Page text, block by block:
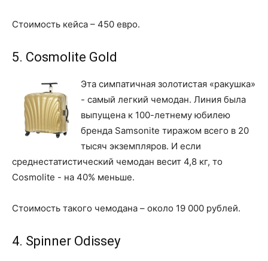
Стоимость кейса – 450 евро.
5. Cosmolite Gold
Эта симпатичная золотистая «ракушка»
- самый легкий чемодан. Линия была
выпущена к 100-летнему юбилею
бренда Samsonite тиражом всего в 20
тысяч экземпляров. И если
среднестатистический чемодан весит 4,8 кг, то
Cosmolite - на 40% меньше.
Стоимость такого чемодана – около 19 000 рублей.
4. Spinner Odissey